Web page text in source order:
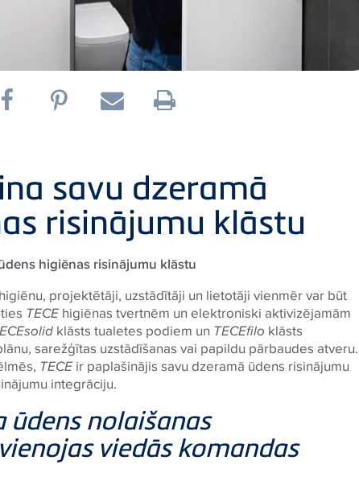
savu dzeramā
risinājumu klāstu
higiēnas risinājumu klāstu
projektētāji, uzstādītāji un lietotāji vienmēr var būt
TECEhigiēnas tvertnēm un elektroniski aktivizējamām
solid klāsts tualetes podiem un TECEfilo klāsts
sarežģītas uzstādīšanas vai papildu pārbaudes atveru.
TECEir paplašinājis savu dzeramā ūdens risinājumu
integrāciju.
nolaišanas
viedās komandas